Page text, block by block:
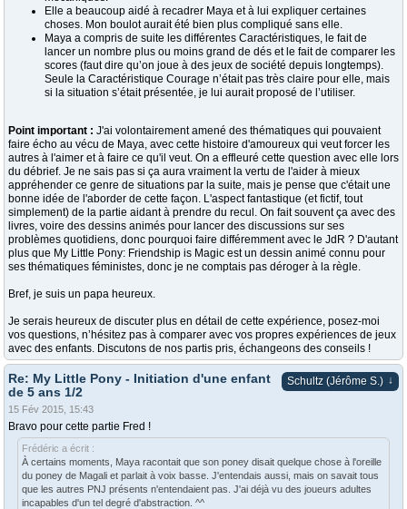
Elle a beaucoup aidé à recadrer Maya et à lui expliquer certaines
choses. Mon boulot aurait été bien plus compliqué sans elle.
Maya a compris de suite les différentes Caractéristiques, le fait de
lancer un nombre plus ou moins grand de dés et le fait de comparer les
scores (faut dire qu’on joue à des jeux de société depuis longtemps).
Seule la Caractéristique Courage n’était pas très claire pour elle, mais
si la situation s’était présentée, je lui aurait proposé de l’utiliser.
Point important : J'ai volontairement amené des thématiques qui pouvaient
faire écho au vécu de Maya, avec cette histoire d'amoureux qui veut forcer les
autres à l'aimer et à faire ce qu'il veut. On a effleuré cette question avec elle lors
du débrief. Je ne sais pas si ça aura vraiment la vertu de l'aider à mieux
appréhender ce genre de situations par la suite, mais je pense que c'était une
bonne idée de l'aborder de cette façon. L'aspect fantastique (et fictif, tout
simplement) de la partie aidant à prendre du recul. On fait souvent ça avec des
livres, voire des dessins animés pour lancer des discussions sur ses
problèmes quotidiens, donc pourquoi faire différemment avec le JdR ? D'autant
plus que My Little Pony: Friendship is Magic est un dessin animé connu pour
ses thématiques féministes, donc je ne comptais pas déroger à la règle.
Bref, je suis un papa heureux.
Je serais heureux de discuter plus en détail de cette expérience, posez-moi
vos questions, n’hésitez pas à comparer avec vos propres expériences de jeux
avec des enfants. Discutons de nos partis pris, échangeons des conseils !
Schultz (Jérôme S.) ↓
Re: My Little Pony - Initiation d'une enfant
de 5 ans 1/2
15 Fév 2015, 15:43
Bravo pour cette partie Fred !
Frédéric a écrit :
À certains moments, Maya racontait que son poney disait quelque chose à l'oreille
du poney de Magali et parlait à voix basse. J'entendais aussi, mais on savait tous
que les autres PNJ présents n'entendaient pas. J'ai déjà vu des joueurs adultes
incapables d'un tel degré d'abstraction. ^^